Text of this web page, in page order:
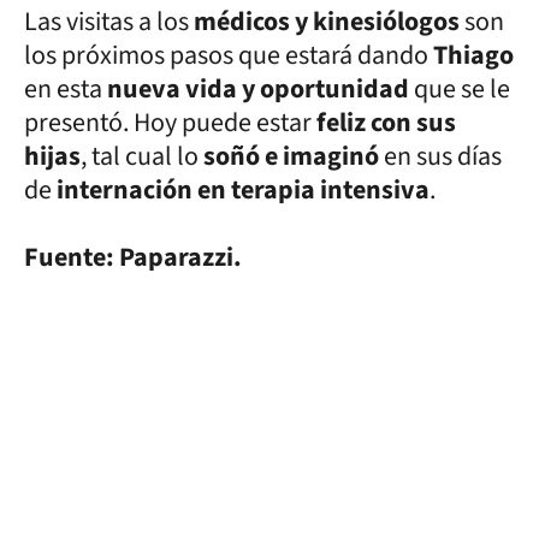
Las visitas a losmédicos y kinesiólogosson
los próximos pasos que estará dandoThiago
en estanueva vida y oportunidadque se le
presentó. Hoy puede estarfeliz con sus
hijas, tal cual losoñó e imaginóen sus días
deinternación en terapia intensiva.
Fuente: Paparazzi.